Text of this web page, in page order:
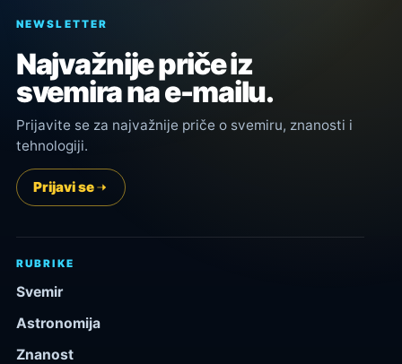
NEWSLETTER
Najvažnije priče iz
svemira na e-mailu.
Prijavite se za najvažnije priče o svemiru, znanosti i
tehnologiji.
Prijavi se
RUBRIKE
Svemir
Astronomija
Znanost